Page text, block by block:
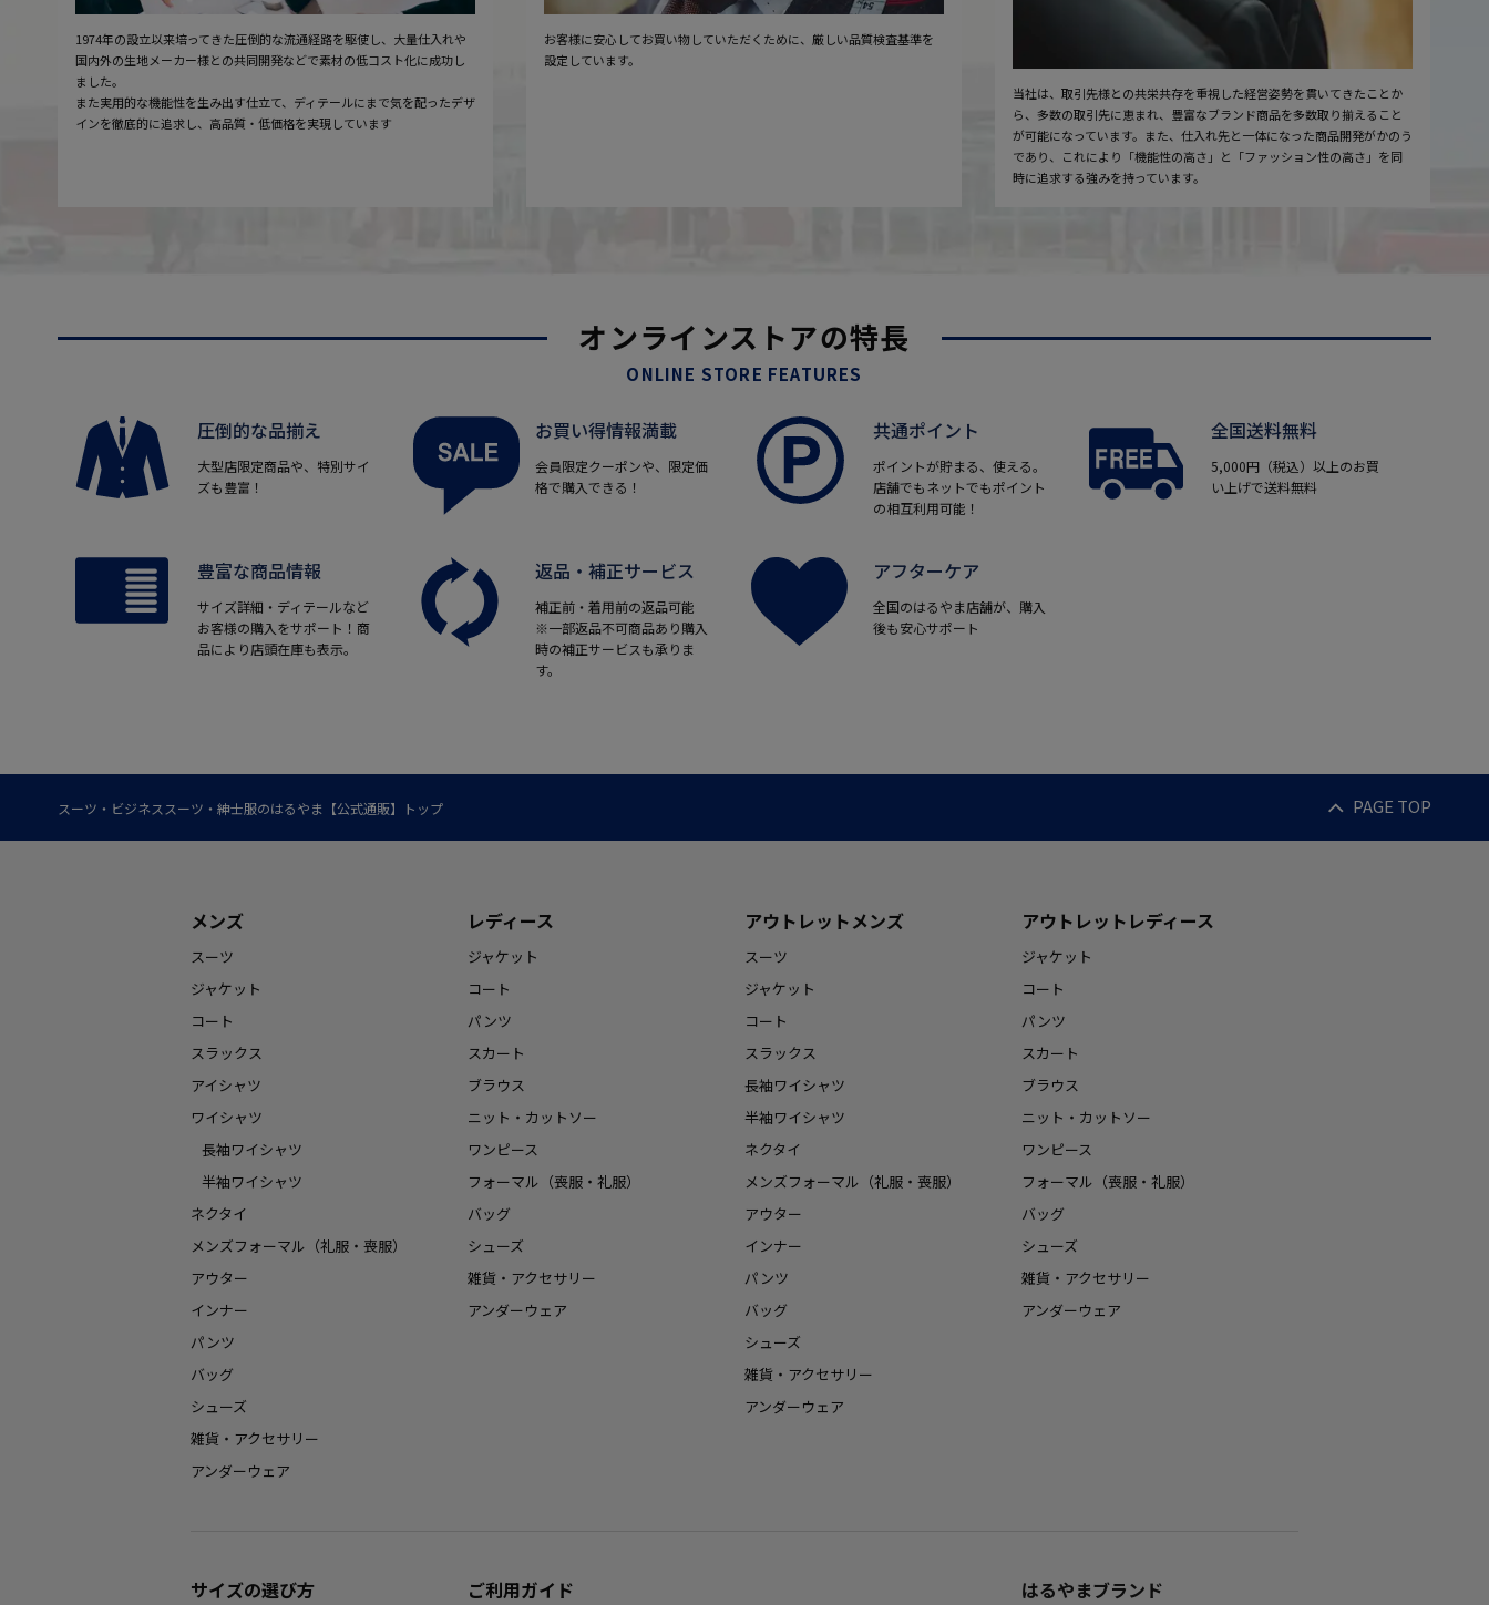
1974年の設立以来培ってきた圧倒的な流通経路を駆使し、大量仕入れや
国内外の生地メーカー様との共同開発などで素材の低コスト化に成功し
ました。
また実用的な機能性を生み出す仕立て、ディテールにまで気を配ったデザ
インを徹底的に追求し、高品質・低価格を実現しています
お客様に安心してお買い物していただくために、厳しい品質検査基準を
設定しています。
当社は、取引先様との共栄共存を重視した経営姿勢を貫いてきたことか
ら、多数の取引先に恵まれ、豊富なブランド商品を多数取り揃えること
が可能になっています。また、仕入れ先と一体になった商品開発がかのう
であり、これにより「機能性の高さ」と「ファッション性の高さ」を同
時に追求する強みを持っています。
オンラインストアの特長
ONLINE STORE FEATURES
圧倒的な品揃え
大型店限定商品や、特別サイ
ズも豊富！
お買い得情報満載
会員限定クーポンや、限定価
格で購入できる！
共通ポイント
ポイントが貯まる、使える。
店舗でもネットでもポイント
の相互利用可能！
全国送料無料
5,000円（税込）以上のお買
い上げで送料無料
豊富な商品情報
サイズ詳細・ディテールなど
お客様の購入をサポート！商
品により店頭在庫も表示。
返品・補正サービス
補正前・着用前の返品可能
※一部返品不可商品あり購入
時の補正サービスも承りま
す。
アフターケア
全国のはるやま店舗が、購入
後も安心サポート
スーツ・ビジネススーツ・紳士服のはるやま【公式通販】トップ PAGE TOP
メンズ
スーツ
ジャケット
コート
スラックス
アイシャツ
ワイシャツ
長袖ワイシャツ
半袖ワイシャツ
ネクタイ
メンズフォーマル（礼服・喪服）
アウター
インナー
パンツ
バッグ
シューズ
雑貨・アクセサリー
アンダーウェア
レディース
ジャケット
コート
パンツ
スカート
ブラウス
ニット・カットソー
ワンピース
フォーマル（喪服・礼服）
バッグ
シューズ
雑貨・アクセサリー
アンダーウェア
アウトレットメンズ
スーツ
ジャケット
コート
スラックス
長袖ワイシャツ
半袖ワイシャツ
ネクタイ
メンズフォーマル（礼服・喪服）
アウター
インナー
パンツ
バッグ
シューズ
雑貨・アクセサリー
アンダーウェア
アウトレットレディース
ジャケット
コート
パンツ
スカート
ブラウス
ニット・カットソー
ワンピース
フォーマル（喪服・礼服）
バッグ
シューズ
雑貨・アクセサリー
アンダーウェア
サイズの選び方 ご利用ガイド はるやまブランド